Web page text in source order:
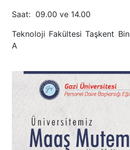
Saat: 09.00 ve 14.00
Teknoloji Fakültesi Taşkent
A